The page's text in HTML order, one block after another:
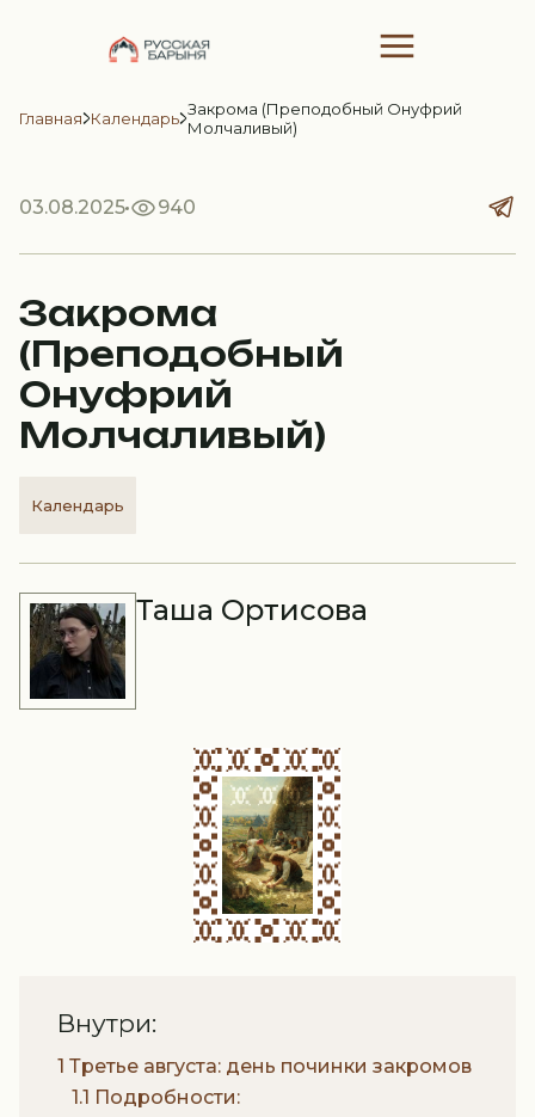
Главная Календарь Закрома (Преподобный Онуфрий
Молчаливый)
03.08.2025 940
Закрома
(Преподобный
Онуфрий
Молчаливый)
Календарь
Таша Ортисова
Внутри:
1 Третье августа: день починки закромов
1.1 Подробности: